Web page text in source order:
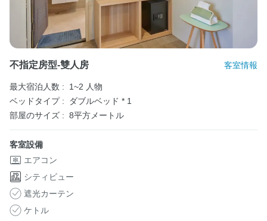
不指定房型-雙人房 客室情報
最大宿泊人数 :
1~2 人物
ベッドタイプ :
ダブルベッド * 1
部屋のサイズ : 8平方メートル
客室設備
エアコン
シティビュー
遮光カーテン
ケトル